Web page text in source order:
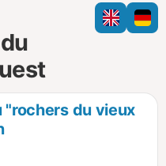
"rochers du vieux